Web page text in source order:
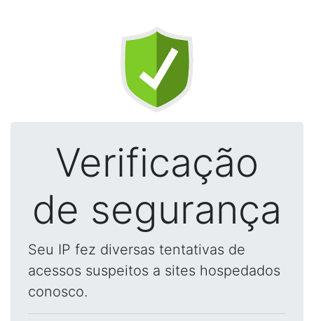
Verificação
de segurança
Seu IP fez diversas tentativas de
acessos suspeitos a sites hospedados
conosco.